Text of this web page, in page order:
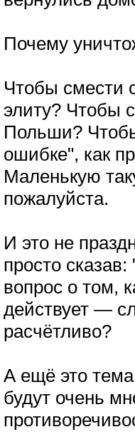
Почему
Чтобы смести
элиту? Чтобы
Польши?
ошибке", как
Маленькую
пожалуйста.
И это не
просто
вопрос о том,
действует —
расчётливо?
А ещё это
будут очень